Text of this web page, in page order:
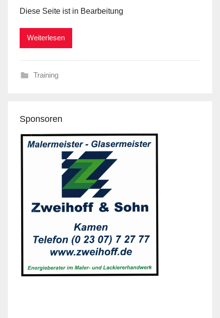
Diese Seite ist in Bearbeitung
Weiterlesen
Training
Sponsoren